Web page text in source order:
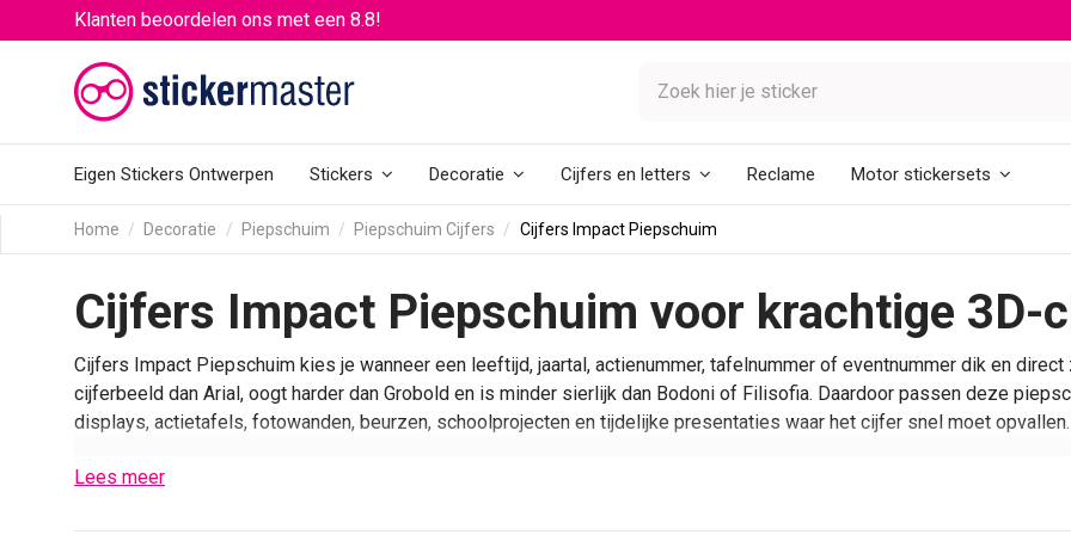
Klanten beoordelen ons met een 8.8!
Eigen Stickers Ontwerpen Stickers Decoratie Cijfers en letters Reclame Motor stickersets
Home Decoratie Piepschuim Piepschuim Cijfers Cijfers Impact Piepschuim
Cijfers Impact Piepschuim voor krachtige 3D-
Cijfers Impact Piepschuim kies je wanneer een leeftijd, jaartal, actienummer, tafelnummer of eventnummer dik en
cijferbeeld dan Arial, oogt harder dan Grobold en is minder sierlijk dan Bodoni of Filisofia. Daardoor passen deze
displays, actietafels, fotowanden, beurzen, schoolprojecten en tijdelijke presentaties waar het cijfer snel moet opvallen.
In deze categorie vind je losse piepschuim cijfers in Impact. Je bestelt per cijfer wat je nodig hebt en stelt daarmee
Lees meer